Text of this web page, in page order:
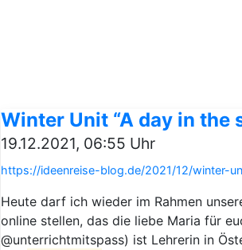
Winter Unit “A day in the
19.12.2021, 06:55 Uhr
https://ideenreise-blog.de/2021/12/winter-
Heute darf ich wieder im Rahmen
online stellen, das die liebe Maria für
@unterrichtmitspass) ist Lehrerin in